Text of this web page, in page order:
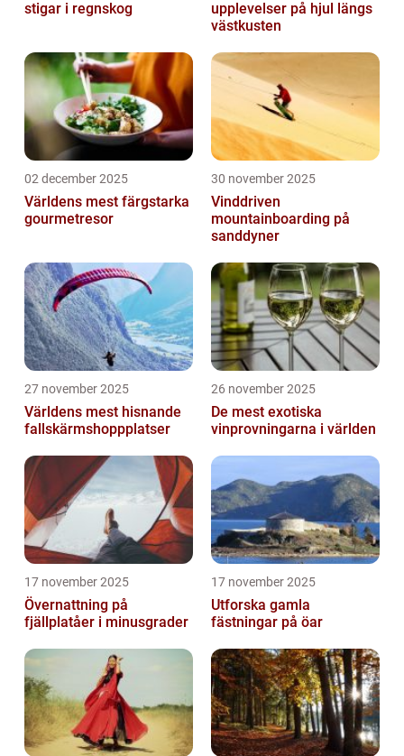
stigar i regnskog
upplevelser på hjul längs
västkusten
02 december 2025
Världens mest färgstarka
gourmetresor
30 november 2025
Vinddriven
mountainboarding på
sanddyner
27 november 2025
Världens mest hisnande
fallskärmshoppplatser
26 november 2025
De mest exotiska
vinprovningarna i världen
17 november 2025
Övernattning på
fjällplatåer i minusgrader
17 november 2025
Utforska gamla
fästningar på öar